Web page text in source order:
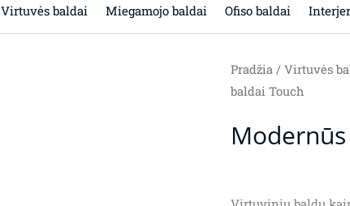
Virtuvės baldai Miegamojo baldai Ofiso baldai
Pradžia/ Virtuvės
baldai Touch